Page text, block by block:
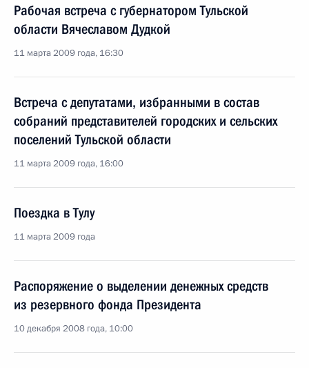
Рабочая встреча с губернатором Тульской
области Вячеславом Дудкой
11 марта 2009 года, 16:30
Встреча с депутатами, избранными в состав
собраний представителей городских и сельских
поселений Тульской области
11 марта 2009 года, 16:00
Поездка в Тулу
11 марта 2009 года
Распоряжение о выделении денежных средств
из резервного фонда Президента
10 декабря 2008 года, 10:00